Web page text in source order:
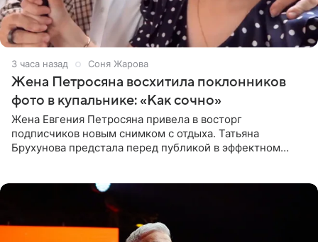
3 часа назад Соня Жарова
Жена Петросяна восхитила поклонников
фото в купальнике: «Как сочно»
Жена Евгения Петросяна привела в восторг
подписчиков новым снимком с отдыха. Татьяна
Брухунова предстала перед публикой в эффектном